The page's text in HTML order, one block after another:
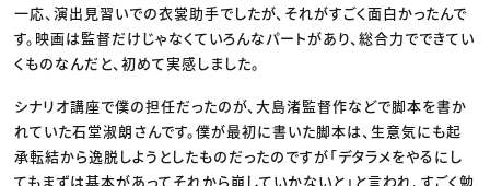
一応、演出見習いでの衣裳助手でしたが、それがすごく面白かったんで
す。映画は監督だけじゃなくていろんなパートがあり、総合力でできてい
くものなんだと、初めて実感しました。
シナリオ講座で僕の担任だったのが、大島渚監督作などで脚本を書か
れていた石堂淑朗さんです。僕が最初に書いた脚本は、生意気にも起
承転結から逸脱しようとしたものだったのですが「デタラメをやるにし
てもまずは基本があってそれから崩していかないと」と言われ、すごく勉